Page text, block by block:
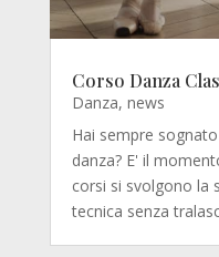
Corso Danza
Danza, news
Hai sempre
danza? E' il
corsi si svolgono la
tecnica senza